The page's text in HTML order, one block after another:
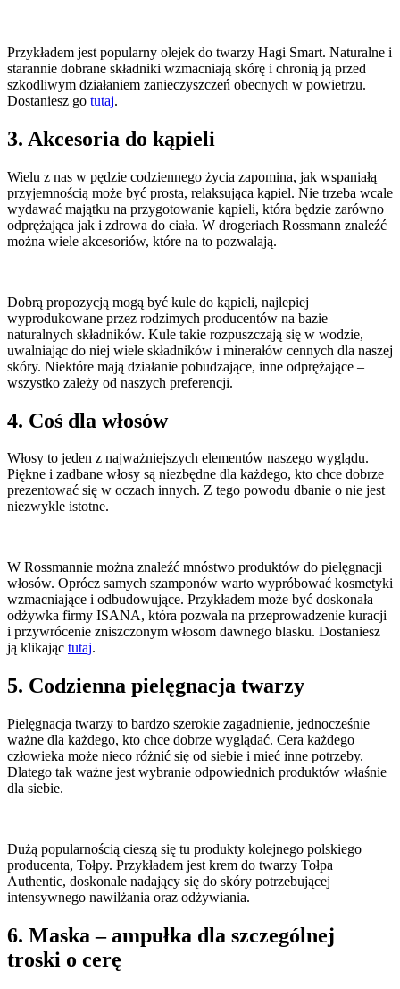
Przykładem jest popularny olejek do twarzy Hagi Smart. Naturalne i
starannie dobrane składniki wzmacniają skórę i chronią ją przed
szkodliwym działaniem zanieczyszczeń obecnych w powietrzu.
Dostaniesz go tutaj.
3. Akcesoria do kąpieli
Wielu z nas w pędzie codziennego życia zapomina, jak wspaniałą
przyjemnością może być prosta, relaksująca kąpiel. Nie trzeba wcale
wydawać majątku na przygotowanie kąpieli, która będzie zarówno
odprężająca jak i zdrowa do ciała. W drogeriach Rossmann znaleźć
można wiele akcesoriów, które na to pozwalają.
Dobrą propozycją mogą być kule do kąpieli, najlepiej
wyprodukowane przez rodzimych producentów na bazie
naturalnych składników. Kule takie rozpuszczają się w wodzie,
uwalniając do niej wiele składników i minerałów cennych dla naszej
skóry. Niektóre mają działanie pobudzające, inne odprężające –
wszystko zależy od naszych preferencji.
4. Coś dla włosów
Włosy to jeden z najważniejszych elementów naszego wyglądu.
Piękne i zadbane włosy są niezbędne dla każdego, kto chce dobrze
prezentować się w oczach innych. Z tego powodu dbanie o nie jest
niezwykle istotne.
W Rossmannie można znaleźć mnóstwo produktów do pielęgnacji
włosów. Oprócz samych szamponów warto wypróbować kosmetyki
wzmacniające i odbudowujące. Przykładem może być doskonała
odżywka firmy ISANA, która pozwala na przeprowadzenie kuracji
i przywrócenie zniszczonym włosom dawnego blasku. Dostaniesz
ją klikając tutaj.
5. Codzienna pielęgnacja twarzy
Pielęgnacja twarzy to bardzo szerokie zagadnienie, jednocześnie
ważne dla każdego, kto chce dobrze wyglądać. Cera każdego
człowieka może nieco różnić się od siebie i mieć inne potrzeby.
Dlatego tak ważne jest wybranie odpowiednich produktów właśnie
dla siebie.
Dużą popularnością cieszą się tu produkty kolejnego polskiego
producenta, Tołpy. Przykładem jest krem do twarzy Tołpa
Authentic, doskonale nadający się do skóry potrzebującej
intensywnego nawilżania oraz odżywiania.
6. Maska – ampułka dla szczególnej
troski o cerę